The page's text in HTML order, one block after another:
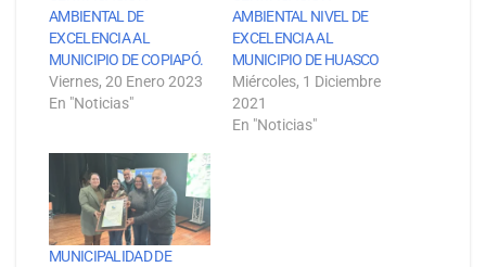
AMBIENTAL DE
EXCELENCIA AL
MUNICIPIO DE COPIAPÓ.
Viernes, 20 Enero 2023
En "Noticias"
AMBIENTAL NIVEL DE
EXCELENCIA AL
MUNICIPIO DE HUASCO
Miércoles, 1 Diciembre
2021
En "Noticias"
MUNICIPALIDAD DE